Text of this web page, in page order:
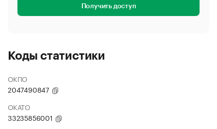
Получить доступ
Коды статистики
ОКПО
2047490847
ОКАТО
33235856001